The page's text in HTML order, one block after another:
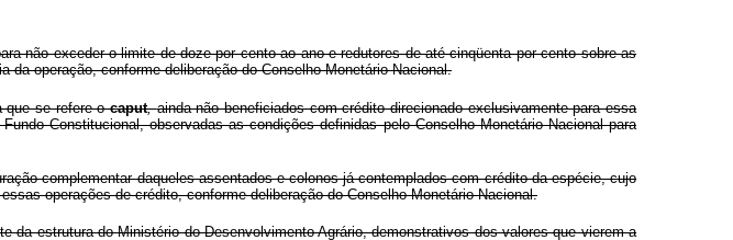
não exceder o limite de doze por cento ao ano e redutores de até cinqüenta por cento sobre as
operação, conforme deliberação do Conselho Monetário Nacional.
que se refere ocaput,ainda não beneficiados com crédito direcionado exclusivamente para essa
Constitucional, observadas as condições definidas pelo Conselho Monetário Nacional para
complementar daqueles assentados e colonos já contemplados com crédito da espécie, cujo
operações de crédito, conforme deliberação do Conselho Monetário Nacional.
estrutura do Ministério do Desenvolvimento Agrário, demonstrativos dos valores que vierem a